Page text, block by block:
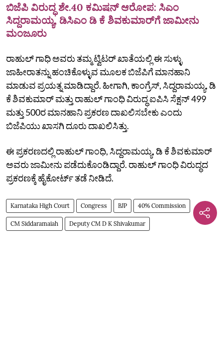
ಬಿಜೆಪಿ ವಿರುದ್ಧ ಶೇ.40 ಕಮಿಷನ್ ಆರೋಪ: ಸಿಎಂ
ಸಿದ್ದರಾಮಯ್ಯ, ಡಿಸಿಎಂ ಡಿ ಕೆ ಶಿವಕುಮಾರ್‌ಗೆ ಜಾಮೀನು
ಮಂಜೂರು
ರಾಹುಲ್‌ ಗಾಧಿ ಅವರು ತಮ್ಮ ಟ್ವಿಟರ್‌ ಖಾತೆಯಲ್ಲಿ ಈ ಸುಳ್ಳು
ಜಾಹೀರಾತನ್ನು ಹಂಚಿಕೊಳ್ಳುವ ಮೂಲಕ ಬಿಜೆಪಿಗೆ ಮಾನಹಾನಿ
ಮಾಡುವ ಪ್ರಯತ್ನ ಮಾಡಿದ್ದಾರೆ. ಹೀಗಾಗಿ, ಕಾಂಗ್ರೆಸ್‌, ಸಿದ್ದರಾಮಯ್ಯ, ಡಿ
ಕೆ ಶಿವಕುಮಾರ್‌ ಮತ್ತು ರಾಹುಲ್‌ ಗಾಂಧಿ ವಿರುದ್ಧ ಐಪಿಸಿ ಸೆಕ್ಷನ್‌ 499
ಮತ್ತು 500ರ ಮಾನಹಾನಿ ಪ್ರಕರಣ ದಾಖಲಿಸಬೇಕು ಎಂದು
ಬಿಜೆಪಿಯು ಖಾಸಗಿ ದೂರು ದಾಖಲಿಸಿತ್ತು.
ಈ ಪ್ರಕರಣದಲ್ಲಿ ರಾಹುಲ್‌ ಗಾಂಧಿ, ಸಿದ್ದರಾಮಯ್ಯ, ಡಿ ಕೆ ಶಿವಕುಮಾರ್‌
ಅವರು ಜಾಮೀನು ಪಡೆದುಕೊಂಡಿದ್ದಾರೆ. ರಾಹುಲ್‌ ಗಾಂಧಿ ವಿರುದ್ಧದ
ಪ್ರಕರಣಕ್ಕೆ ಹೈಕೋರ್ಟ್‌ ತಡೆ ನೀಡಿದೆ.
Karnataka High Court Congress BJP 40% Commission
CM Siddaramaiah Deputy CM D K Shivakumar